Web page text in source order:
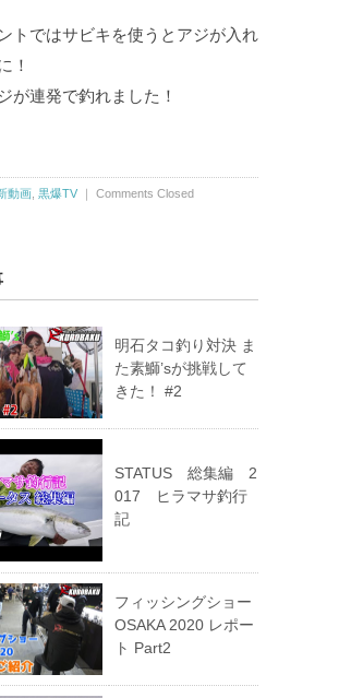
トではサビキを使うとアジが入れ
！
が連発で釣れました！
動画 黒爆TV ｜ Comments Closed
明石タコ釣り対決 ま
た素鰤’sが挑戦して
きた！ #2
STATUS 総集編 2
017 ヒラマサ釣行
記
フィッシングショー
OSAKA 2020 レポー
ト Part2